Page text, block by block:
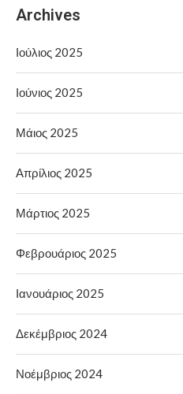
Archives
Ιούλιος 2025
Ιούνιος 2025
Μάιος 2025
Απρίλιος 2025
Μάρτιος 2025
Φεβρουάριος 2025
Ιανουάριος 2025
Δεκέμβριος 2024
Νοέμβριος 2024